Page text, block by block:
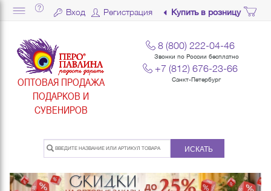
Вход Регистрация Купить в розницу
ОПТОВАЯ ПРОДАЖА
ПОДАРКОВ И
СУВЕНИРОВ
8 (800) 222-04-46
Звонки по России бесплатно
+7 (812) 676-23-66
Санкт-Петербург
ИСКАТЬ